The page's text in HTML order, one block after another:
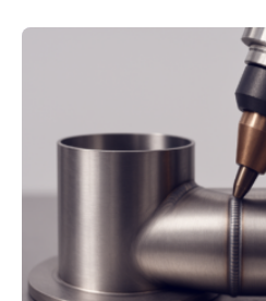
Teile als eine Einheit
der Benutzer vorgeben und
über die Positionierung der
besser in spezifische
einzubinden. Sankt Augustin –
vom 23. bis 25. September in